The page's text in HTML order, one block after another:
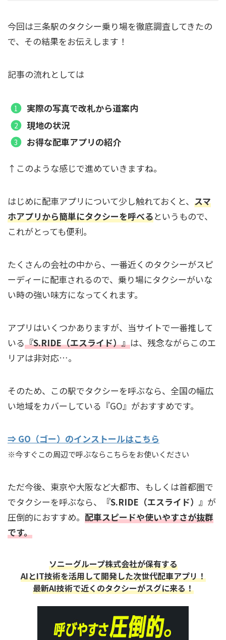
今回は三条駅のタクシー乗り場を徹底調査してきたの
で、その結果をお伝えします！
記事の流れとしては
実際の写真で改札から道案内
現地の状況
お得な配車アプリの紹介
↑このような感じで進めていきますね。
はじめに配車アプリについて少し触れておくと、 スマ
ホアプリから簡単にタクシーを呼べるというもので、
これがとっても便利。
たくさんの会社の中から、一番近くのタクシーがスピ
ーディーに配車されるので、乗り場にタクシーがいな
い時の強い味方になってくれます。
アプリはいくつかありますが、当サイトで一番推して
いる『S.RIDE（エスライド）』は、残念ながらこのエ
リアは非対応…。
そのため、この駅でタクシーを呼ぶなら、全国の幅広
い地域をカバーしている『GO』がおすすめです。
⇒ GO（ゴー）のインストールはこちら
※今すぐこの周辺で呼ぶならこちらをお使いください
ただ今後、東京や大阪など大都市、もしくは首都圏で
でタクシーを呼ぶなら、
『S.RIDE（エスライド）』 が
圧倒的におすすめ。 配車スピードや使いやすさが抜群
です。
ソニーグループ株式会社が保有する
AIとIT技術を活用して開発した次世代配車アプリ！
最新AI技術で近くのタクシーがスグに来る！